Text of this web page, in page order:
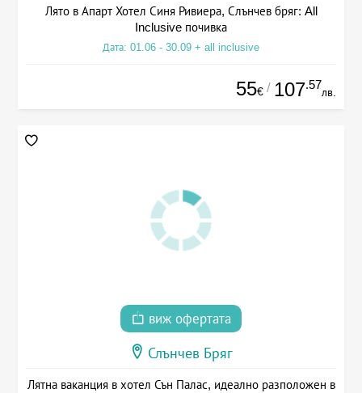
Лято в Апарт Хотел Синя Ривиера, Слънчев бряг: All
Inclusive почивка
Дата: 01.06 - 30.09 + all inclusive
55€ / 107.57
лв.
виж офертата
Слънчев Бряг
Лятна ваканция в хотел Сън Палас, идеално разположен в